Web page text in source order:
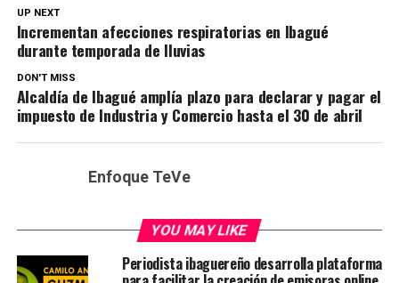
UP NEXT
Incrementan afecciones respiratorias en Ibagué
durante temporada de lluvias
DON'T MISS
Alcaldía de Ibagué amplía plazo para declarar y pagar el
impuesto de Industria y Comercio hasta el 30 de abril
Enfoque TeVe
YOU MAY LIKE
Periodista ibaguereño desarrolla plataforma